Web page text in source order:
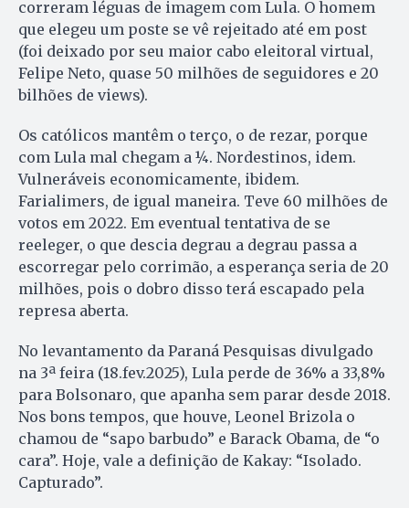
correram léguas de imagem com Lula. O homem
que elegeu um poste se vê rejeitado até em post
(foi deixado por seu maior cabo eleitoral virtual,
Felipe Neto, quase 50 milhões de seguidores e 20
bilhões de views).
Os católicos mantêm o terço, o de rezar, porque
com Lula mal chegam a ¼. Nordestinos, idem.
Vulneráveis economicamente, ibidem.
Farialimers, de igual maneira. Teve 60 milhões de
votos em 2022. Em eventual tentativa de se
reeleger, o que descia degrau a degrau passa a
escorregar pelo corrimão, a esperança seria de 20
milhões, pois o dobro disso terá escapado pela
represa aberta.
No levantamento da Paraná Pesquisas divulgado
na 3ª feira (18.fev.2025), Lula perde de 36% a 33,8%
para Bolsonaro, que apanha sem parar desde 2018.
Nos bons tempos, que houve, Leonel Brizola o
chamou de “sapo barbudo” e Barack Obama, de “o
cara”. Hoje, vale a definição de Kakay: “Isolado.
Capturado”.